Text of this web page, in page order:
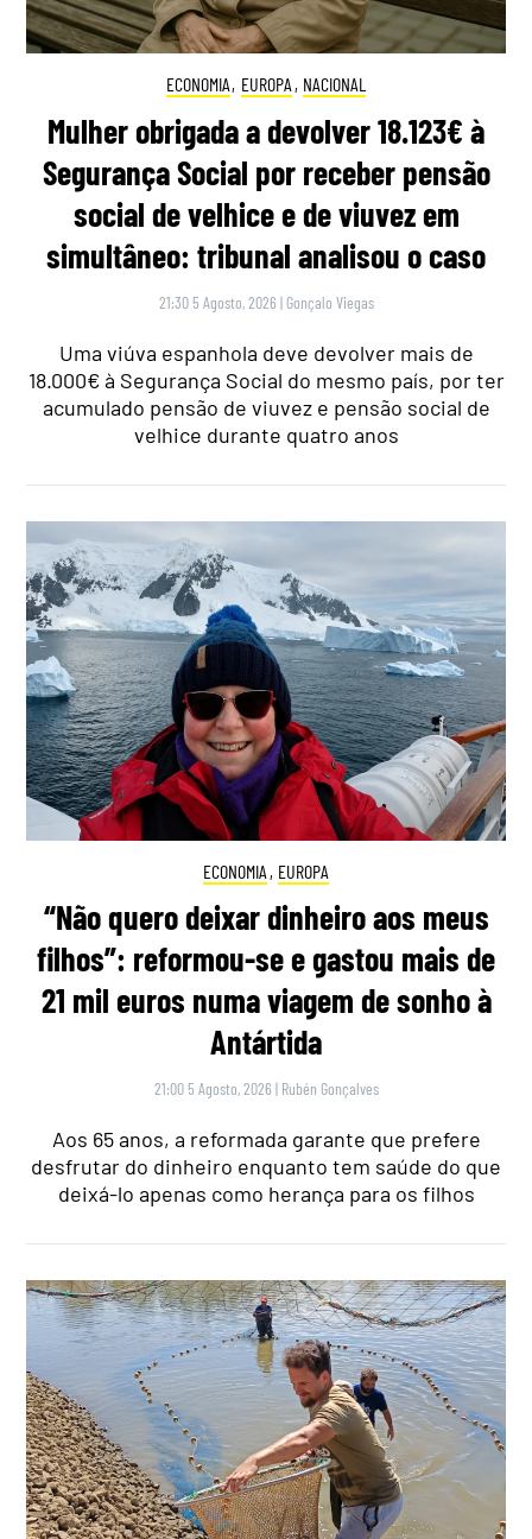
ECONOMIA, EUROPA , NACIONAL
Mulher obrigada a devolver 18.123€ à
Segurança Social por receber pensão
social de velhice e de viuvez em
simultâneo: tribunal analisou o caso
21:30 5 Agosto, 2026 | Gonçalo Viegas
Uma viúva espanhola deve devolver mais de
18.000€ à Segurança Social do mesmo país, por ter
acumulado pensão de viuvez e pensão social de
velhice durante quatro anos
ECONOMIA , EUROPA
“Não quero deixar dinheiro aos meus
filhos”: reformou-se e gastou mais de
21 mil euros numa viagem de sonho à
Antártida
21:00 5 Agosto, 2026 | Rubén Gonçalves
Aos 65 anos, a reformada garante que prefere
desfrutar do dinheiro enquanto tem saúde do que
deixá-lo apenas como herança para os filhos